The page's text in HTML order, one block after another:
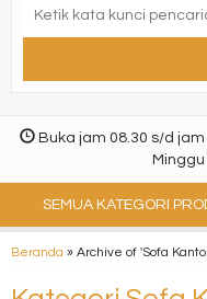
Buka jam 08.30 s/d jam
Minggu
SEMUA KATEGORI
Beranda » Archive of 'Sofa